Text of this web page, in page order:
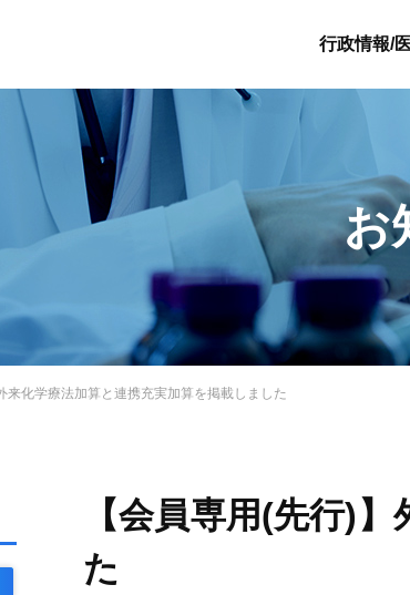
行政情報/
お
来化学療法加算と連携充実加算を掲載しました
【会員専用(先行)
た